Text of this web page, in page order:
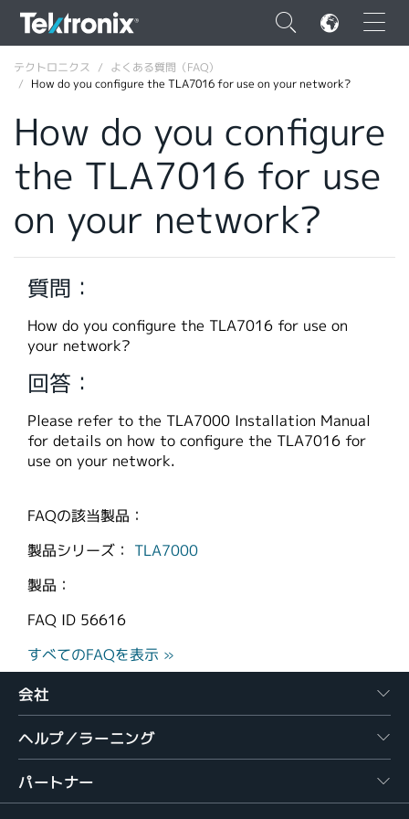
×
ENGLISH
FRANÇAIS
VIỆT NAM
简体中文
日本語
韓国語
繁體中文
テクトロニクス
よくある質問（FAQ）
How do you configure the TLA7016 for use on your network?
How do you configure
the TLA7016 for use
on your network?
質問：
How do you configure the TLA7016 for use on
your network?
回答：
Please refer to the TLA7000 Installation Manual
for details on how to configure the TLA7016 for
use on your network.
FAQの該当製品：
製品シリーズ： TLA7000
製品：
FAQ ID 56616
すべてのFAQを表示 »
会社
ヘルプ／ラーニング
パートナー